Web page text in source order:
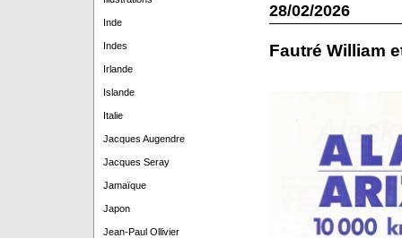
Inde
Indes
Irlande
Islande
Italie
Jacques Augendre
Jacques Seray
Jamaïque
Japon
Jean-Paul Ollivier
28/02/2026
Fautré William